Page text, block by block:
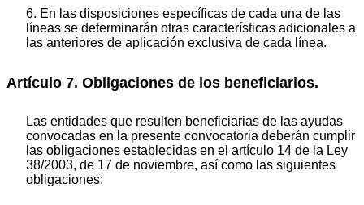
6. En las disposiciones específicas de cada una de las
líneas se determinarán otras características adicionales a
las anteriores de aplicación exclusiva de cada línea.
Artículo 7. Obligaciones de los beneficiarios.
Las entidades que resulten beneficiarias de las ayudas
convocadas en la presente convocatoria deberán cumplir
las obligaciones establecidas en el artículo 14 de la Ley
38/2003, de 17 de noviembre, así como las siguientes
obligaciones: